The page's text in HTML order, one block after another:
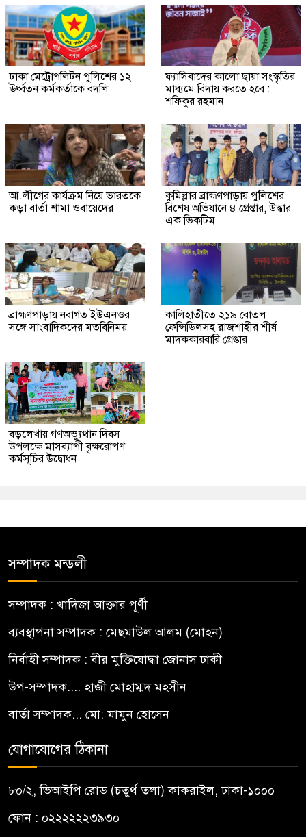
ঢাকা মেট্রোপলিটন পুলিশের ১২
ঊর্ধ্বতন কর্মকর্তাকে বদলি
ফ্যাসিবাদের কালো ছায়া সংস্কৃতির
মাধ্যমে বিদায় করতে হবে :
শফিকুর রহমান
আ.লীগের কার্যক্রম নিয়ে ভারতকে
কড়া বার্তা শামা ওবায়েদের
কুমিল্লার ব্রাহ্মণপাড়ায় পুলিশের
বিশেষ অভিযানে ৪ গ্রেপ্তার, উদ্ধার
এক ভিকটিম
ব্রাহ্মণপাড়ায় নবাগত ইউএনওর
সঙ্গে সাংবাদিকদের মতবিনিময়
কালিহাতীতে ২১৯ বোতল
ফেন্সিডিলসহ রাজশাহীর শীর্ষ
মাদককারবারি গ্রেপ্তার
বড়লেখায় গণঅভ্যুত্থান দিবস
উপলক্ষে মাসব্যাপী বৃক্ষরোপণ
কর্মসূচির উদ্বোধন
সম্পাদক মন্ডলী
সম্পাদক : খাদিজা আক্তার পূর্ণী
ব্যবস্থাপনা সম্পাদক : মেছমাউল আলম (মোহন)
নির্বাহী সম্পাদক : বীর মুক্তিযোদ্ধা জোনাস ঢাকী
উপ-সম্পাদক.... হাজী মোহাম্মদ মহসীন
বার্তা সম্পাদক... মো: মামুন হোসেন
যোগাযোগের ঠিকানা
৮০/২, ভিআইপি রোড (চতুর্থ তলা) কাকরাইল, ঢাকা-১০০০
ফোন : ০২২২২২২৩৯৩০